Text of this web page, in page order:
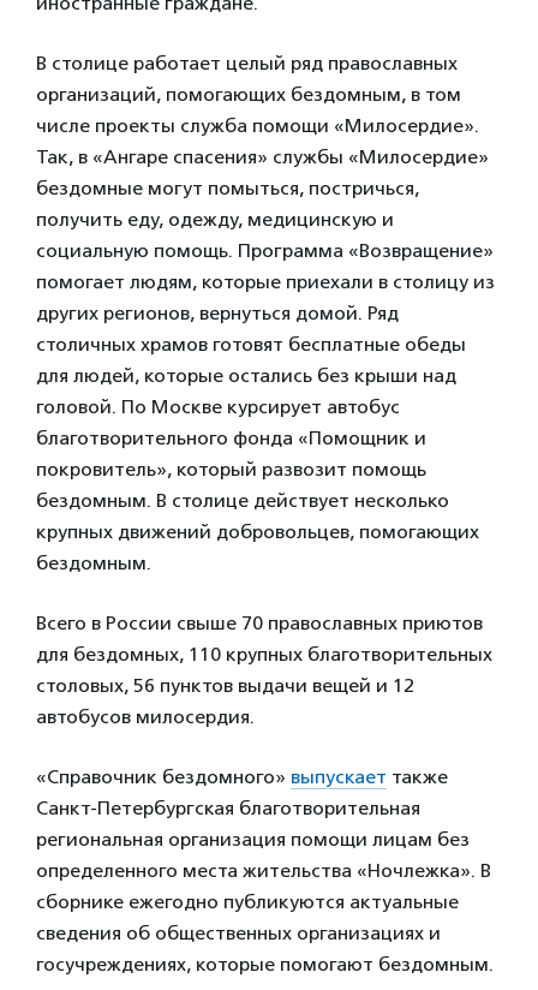
В столице работает целый ряд православных
организаций, помогающих бездомным, в том
числе проекты служба помощи «Милосердие».
Так, в «Ангаре спасения» службы «Милосердие»
бездомные могут помыться, постричься,
получить еду, одежду, медицинскую и
социальную помощь. Программа «Возвращение»
помогает людям, которые приехали в столицу из
других регионов, вернуться домой. Ряд
столичных храмов готовят бесплатные обеды
для людей, которые остались без крыши над
головой. По Москве курсирует автобус
благотворительного фонда «Помощник и
покровитель», который развозит помощь
бездомным. В столице действует несколько
крупных движений добровольцев, помогающих
бездомным.
Всего в России свыше 70 православных приютов
для бездомных, 110 крупных благотворительных
столовых, 56 пунктов выдачи вещей и 12
автобусов милосердия.
«Справочник бездомного» выпускает также
Санкт-Петербургская благотворительная
региональная организация помощи лицам без
определенного места жительства «Ночлежка». В
сборнике ежегодно публикуются актуальные
сведения об общественных организациях и
госучреждениях, которые помогают бездомным.